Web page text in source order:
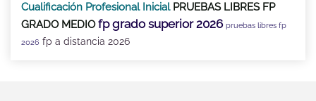
Cualificación Profesional Inicial PRUEBAS LIBRES FP
GRADO MEDIO fp grado superior 2026 pruebas libres fp
2026 fp a distancia 2026